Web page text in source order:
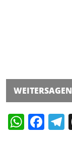
WEITERSAGEN